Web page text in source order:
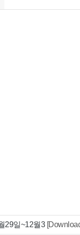
29일~12월3